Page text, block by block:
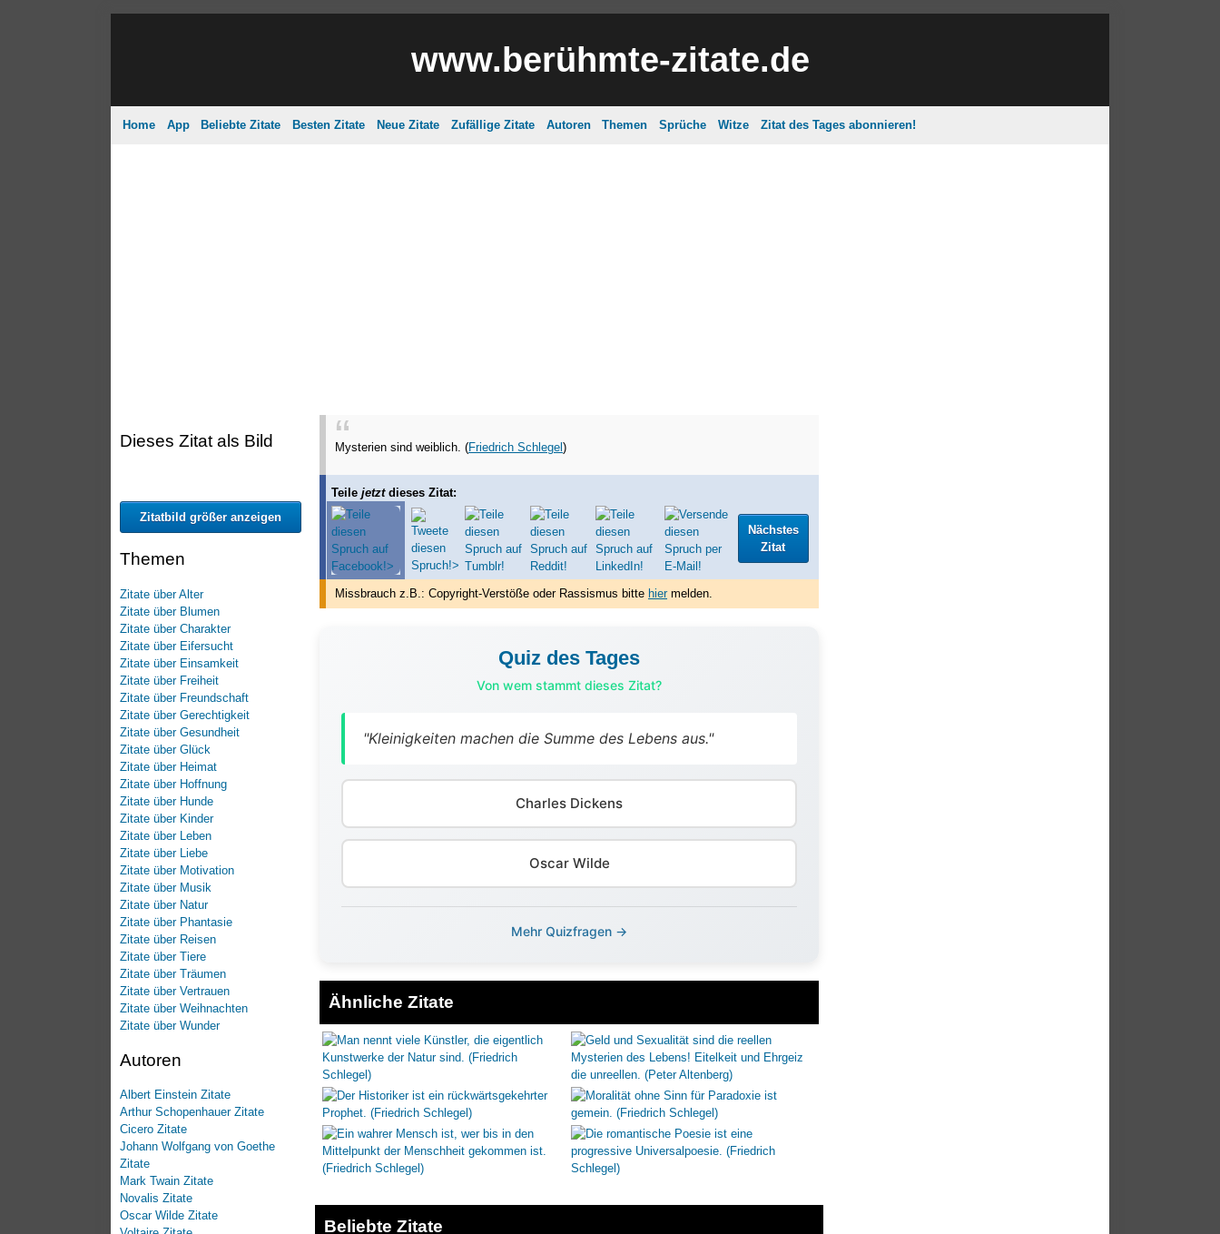
www.berühmte-zitate.de
Home App Beliebte Zitate Besten Zitate Neue Zitate Zufällige Zitate Autoren Themen Sprüche Witze Zitat des Tages abonnieren!
Dieses Zitat als Bild
Zitatbild größer anzeigen
Themen
Zitate über Alter
Zitate über Blumen
Zitate über Charakter
Zitate über Eifersucht
Zitate über Einsamkeit
Zitate über Freiheit
Zitate über Freundschaft
Zitate über Gerechtigkeit
Zitate über Gesundheit
Zitate über Glück
Zitate über Heimat
Zitate über Hoffnung
Zitate über Hunde
Zitate über Kinder
Zitate über Leben
Zitate über Liebe
Zitate über Motivation
Zitate über Musik
Zitate über Natur
Zitate über Phantasie
Zitate über Reisen
Zitate über Tiere
Zitate über Träumen
Zitate über Vertrauen
Zitate über Weihnachten
Zitate über Wunder
Autoren
Albert Einstein Zitate
Arthur Schopenhauer Zitate
Cicero Zitate
Johann Wolfgang von Goethe
Zitate
Mark Twain Zitate
Novalis Zitate
Oscar Wilde Zitate
Mysterien sind weiblich. (Friedrich Schlegel)
Teilejetztdieses Zitat:
Nächstes
Zitat
Missbrauch z.B.: Copyright-Verstöße oder Rassismus bitte hiermelden.
Quiz des Tages
Von wem stammt dieses Zitat?
"Kleinigkeiten machen die Summe des Lebens aus."
Charles Dickens
Oscar Wilde
Mehr Quizfragen →
Ähnliche Zitate
Beliebte Zitate